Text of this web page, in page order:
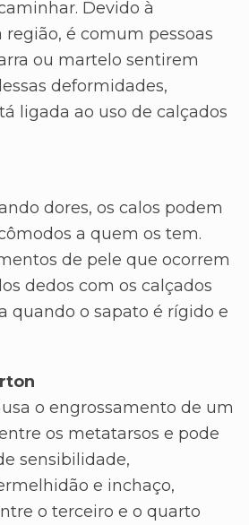
Devido à
região, é comum pessoas
ou martelo sentirem
deformidades,
ligada ao uso de calçados
dores, os calos podem
a quem os tem.
de pele que ocorrem
dedos com os calçados
quando o sapato é rígido e
o engrossamento de um
os metatarsos e pode
sensibilidade,
e inchaço,
o terceiro e o quarto